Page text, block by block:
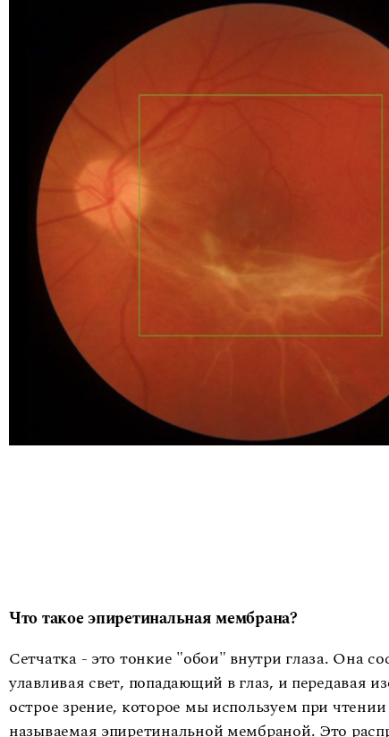
Что такое эпиретинальная мембрана?
Сетчатка - это тонкие "обои" внутри глаза. Она
улавливая свет, попадающий в глаз, и передавая
острое зрение, которое мы используем при
называемая эпиретинальной мембраной. Это